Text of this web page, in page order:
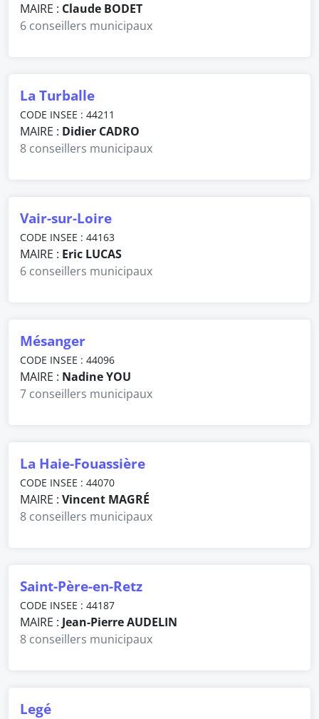
MAIRE : Claude BODET
6 conseillers municipaux
La Turballe
CODE INSEE : 44211
MAIRE : Didier CADRO
8 conseillers municipaux
Vair-sur-Loire
CODE INSEE : 44163
MAIRE : Eric LUCAS
6 conseillers municipaux
Mésanger
CODE INSEE : 44096
MAIRE : Nadine YOU
7 conseillers municipaux
La Haie-Fouassière
CODE INSEE : 44070
MAIRE : Vincent MAGRÉ
8 conseillers municipaux
Saint-Père-en-Retz
CODE INSEE : 44187
MAIRE : Jean-Pierre AUDELIN
8 conseillers municipaux
Legé